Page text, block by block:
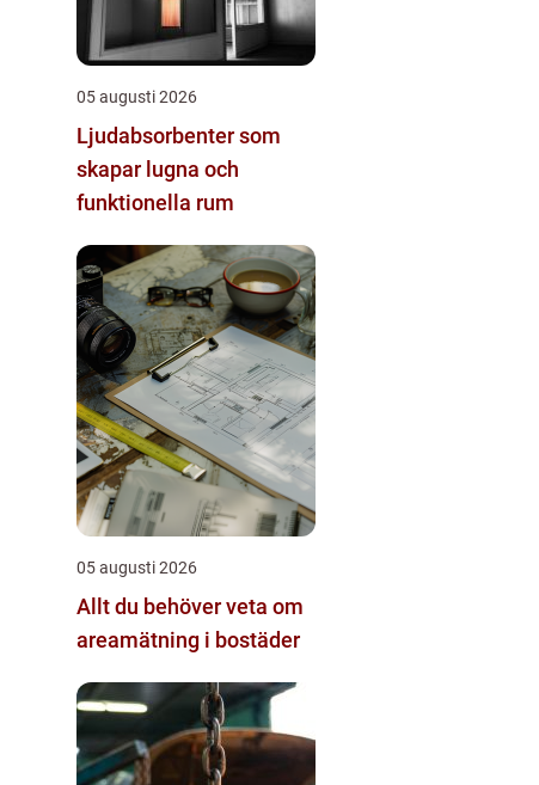
05 augusti 2026
Ljudabsorbenter som
skapar lugna och
funktionella rum
05 augusti 2026
Allt du behöver veta om
areamätning i bostäder